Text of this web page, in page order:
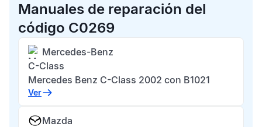
Manuales de reparación del
código C0269
Mercedes-Benz
C-Class
Mercedes Benz C-Class 2002 con B1021
Ver
Mazda